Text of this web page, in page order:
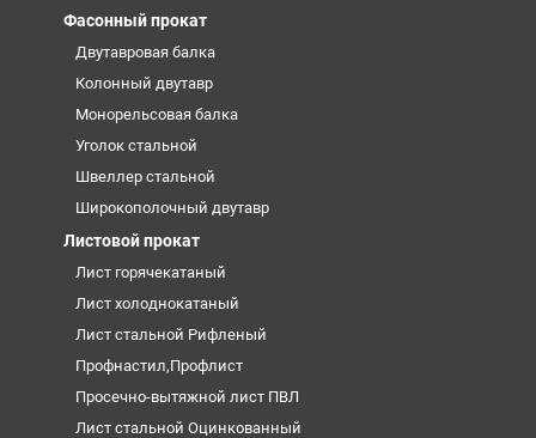
Фасонный прокат
Двутавровая балка
Колонный двутавр
Монорельсовая балка
Уголок стальной
Швеллер стальной
Широкополочный двутавр
Листовой прокат
Лист горячекатаный
Лист холоднокатаный
Лист стальной Рифленый
Профнастил,Профлист
Просечно-вытяжной лист ПВЛ
Лист стальной Оцинкованный